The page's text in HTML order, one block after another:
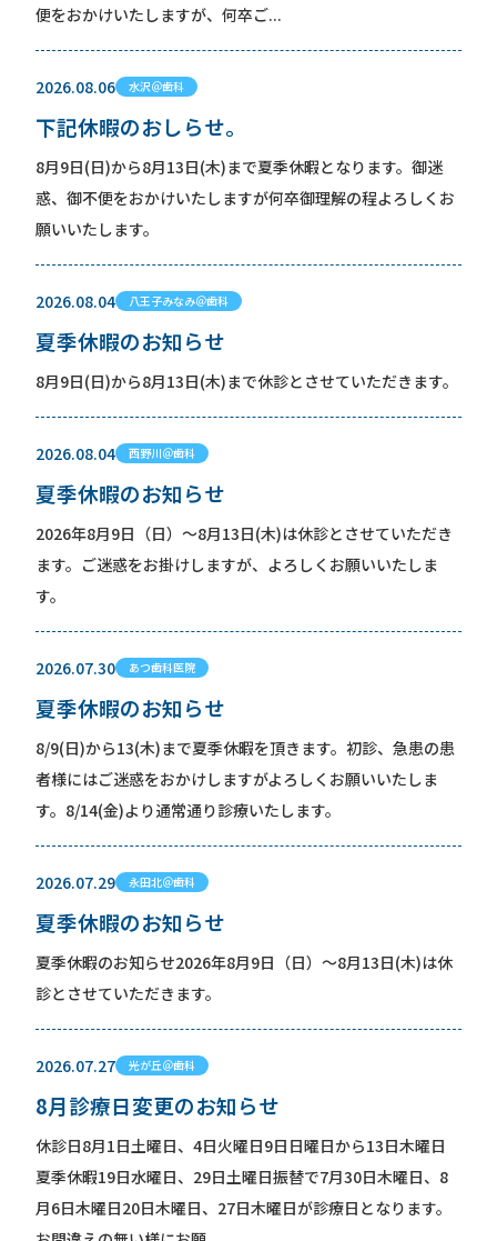
便をおかけいたしますが、何卒ご...
2026.08.06 水沢＠歯科
下記休暇のおしらせ。
8月9日(日)から8月13日(木)まで夏季休暇となります。御迷
惑、御不便をおかけいたしますが何卒御理解の程よろしくお
願いいたします。
2026.08.04 八王子みなみ＠歯科
夏季休暇のお知らせ
8月9日(日)から8月13日(木)まで休診とさせていただきます。
2026.08.04 西野川＠歯科
夏季休暇のお知らせ
2026年8月9日（日）〜8月13日(木)は休診とさせていただき
ます。ご迷惑をお掛けしますが、よろしくお願いいたしま
す。
2026.07.30 あつ歯科医院
夏季休暇のお知らせ
8/9(日)から13(木)まで夏季休暇を頂きます。初診、急患の患
者様にはご迷惑をおかけしますがよろしくお願いいたしま
す。8/14(金)より通常通り診療いたします。
2026.07.29 永田北＠歯科
夏季休暇のお知らせ
夏季休暇のお知らせ2026年8月9日（日）〜8月13日(木)は休
診とさせていただきます。
2026.07.27 光が丘＠歯科
8月診療日変更のお知らせ
休診日8月1日土曜日、4日火曜日9日日曜日から13日木曜日
夏季休暇19日水曜日、29日土曜日振替で7月30日木曜日、8
月6日木曜日20日木曜日、27日木曜日が診療日となります。